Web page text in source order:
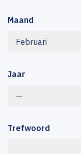
Maand
Februari
Jaar
—
Trefwoord